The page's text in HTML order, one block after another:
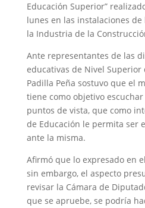
Educación Superior”
lunes en las instalaciones de
la Industria de la
Ante representantes de las
educativas de Nivel Superior
Padilla Peña sostuvo que el
tiene como objetivo
puntos de vista, que como
de Educación le permita ser
ante la misma.
Afirmó que lo expresado en
sin embargo, el aspecto
revisar la Cámara de
que se apruebe, se podría